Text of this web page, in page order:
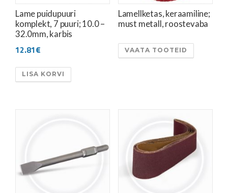
Lame puidupuuri
komplekt, 7 puuri; 10.0 –
32.0mm, karbis
12.81€
LISA KORVI
Lamellketas, keraamiline;
must metall, roostevaba
VAATA TOOTEID